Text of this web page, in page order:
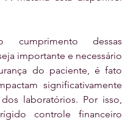
cumprimento dessas
importante e necessário
do paciente, é fato
significativamente
laboratórios. Por isso,
controle financeiro